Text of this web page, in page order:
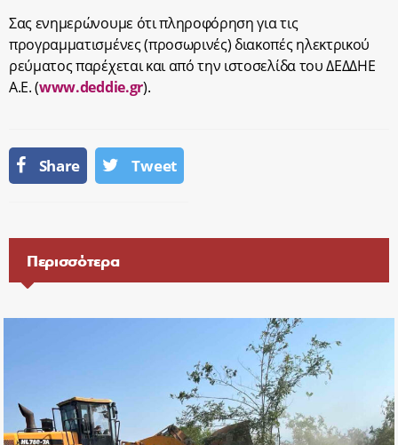
Σας ενημερώνουμε ότι πληροφόρηση για τις
προγραμματισμένες (προσωρινές) διακοπές ηλεκτρικού
ρεύματος παρέχεται και από την ιστοσελίδα του ΔΕΔΔΗΕ
Α.Ε. (www.deddie.gr).
Share Tweet
Περισσότερα